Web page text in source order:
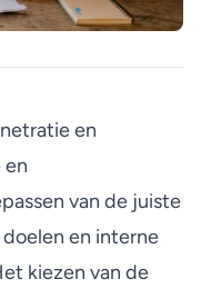
en
en
van de juiste
en interne
kiezen van de